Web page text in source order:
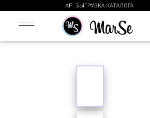
API ВЫГРУЗКА КАТАЛОГА